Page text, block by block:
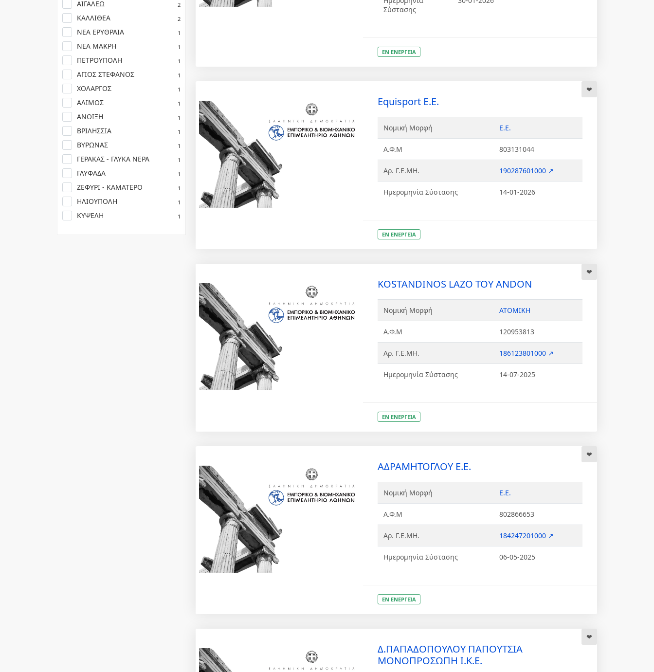
ΑΙΓΑΛΕΩ 2
ΚΑΛΛΙΘΕΑ 2
ΝΕΑ ΕΡΥΘΡΑΙΑ 1
ΝΕΑ ΜΑΚΡΗ 1
ΠΕΤΡΟΥΠΟΛΗ 1
ΑΓΙΟΣ ΣΤΕΦΑΝΟΣ 1
ΧΟΛΑΡΓΟΣ 1
ΑΛΙΜΟΣ 1
ΑΝΟΙΞΗ 1
ΒΡΙΛΗΣΣΙΑ 1
ΒΥΡΩΝΑΣ 1
ΓΕΡΑΚΑΣ - ΓΛΥΚΑ ΝΕΡΑ 1
ΓΛΥΦΑΔΑ 1
ΖΕΦΥΡΙ - ΚΑΜΑΤΕΡΟ 1
ΗΛΙΟΥΠΟΛΗ 1
ΚΥΨΕΛΗ 1
Σύστασης
ΕΝ ΕΝΕΡΓΕΙΑ
Equisport Ε.Ε.
Νομική Μορφή Ε.Ε.
Α.Φ.Μ 803131044
Αρ. Γ.Ε.ΜΗ. 190287601000 ↗
Ημερομηνία Σύστασης 14-01-2026
ΕΝ ΕΝΕΡΓΕΙΑ
KOSTANDINOS LAZO ΤΟΥ ANDON
Νομική Μορφή ΑΤΟΜΙΚΗ
Α.Φ.Μ 120953813
Αρ. Γ.Ε.ΜΗ. 186123801000 ↗
Ημερομηνία Σύστασης 14-07-2025
ΕΝ ΕΝΕΡΓΕΙΑ
ΑΔΡΑΜΗΤΟΓΛΟΥ Ε.Ε.
Νομική Μορφή Ε.Ε.
Α.Φ.Μ 802866653
Αρ. Γ.Ε.ΜΗ. 184247201000 ↗
Ημερομηνία Σύστασης 06-05-2025
ΕΝ ΕΝΕΡΓΕΙΑ
Δ.ΠΑΠΑΔΟΠΟΥΛΟΥ ΠΑΠΟΥΤΣΙΑ
ΜΟΝΟΠΡΟΣΩΠΗ Ι.Κ.Ε.